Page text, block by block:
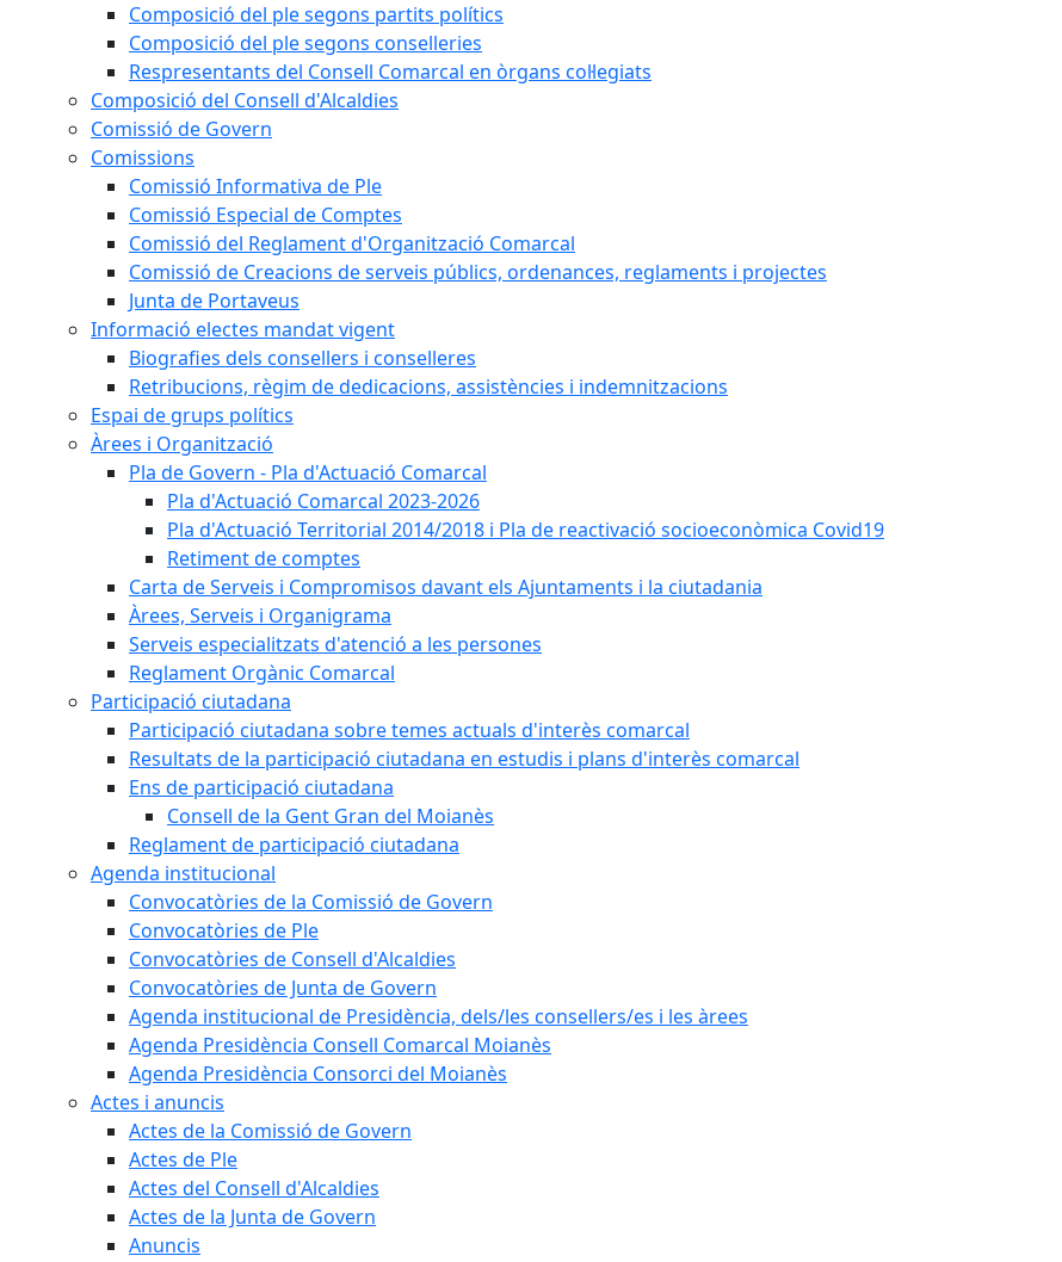
Composició del ple segons partits polítics
Composició del ple segons conselleries
Respresentants del Consell Comarcal en òrgans col·legiats
Composició del Consell d'Alcaldies
Comissió de Govern
Comissions
Comissió Informativa de Ple
Comissió Especial de Comptes
Comissió del Reglament d'Organització Comarcal
Comissió de Creacions de serveis públics, ordenances, reglaments i projectes
Junta de Portaveus
Informació electes mandat vigent
Biografies dels consellers i conselleres
Retribucions, règim de dedicacions, assistències i indemnitzacions
Espai de grups polítics
Àrees i Organització
Pla de Govern - Pla d'Actuació Comarcal
Pla d'Actuació Comarcal 2023-2026
Pla d'Actuació Territorial 2014/2018 i Pla de reactivació socioeconòmica Covid19
Retiment de comptes
Carta de Serveis i Compromisos davant els Ajuntaments i la ciutadania
Àrees, Serveis i Organigrama
Serveis especialitzats d'atenció a les persones
Reglament Orgànic Comarcal
Participació ciutadana
Participació ciutadana sobre temes actuals d'interès comarcal
Resultats de la participació ciutadana en estudis i plans d'interès comarcal
Ens de participació ciutadana
Consell de la Gent Gran del Moianès
Reglament de participació ciutadana
Agenda institucional
Convocatòries de la Comissió de Govern
Convocatòries de Ple
Convocatòries de Consell d'Alcaldies
Convocatòries de Junta de Govern
Agenda institucional de Presidència, dels/les consellers/es i les àrees
Agenda Presidència Consell Comarcal Moianès
Agenda Presidència Consorci del Moianès
Actes i anuncis
Actes de la Comissió de Govern
Actes de Ple
Actes del Consell d'Alcaldies
Actes de la Junta de Govern
Anuncis